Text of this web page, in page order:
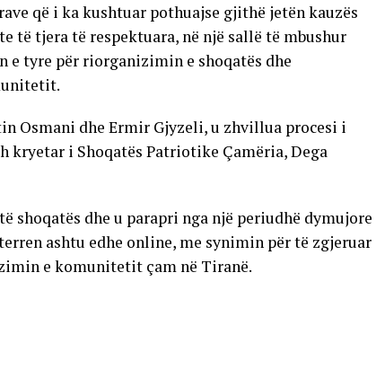
që i ka kushtuar pothuajse gjithë jetën kauzës
të tjera të respektuara, në një sallë të mbushur
e tyre për riorganizimin e shoqatës dhe
Osmani dhe Ermir Gjyzeli, u zhvillua procesi i
i Shoqatës Patriotike Çamëria, Dega
dhe u parapri nga një periudhë dymujore
ashtu edhe online, me synimin për të zgjeruar
e komunitetit çam në Tiranë.